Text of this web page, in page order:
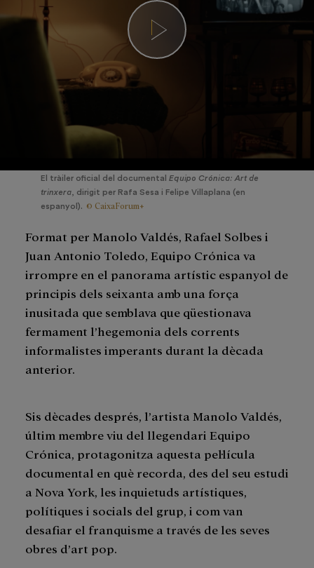
El tràiler oficial del documental Equipo Crónica: Art de
trinxera , dirigit per Rafa Sesa i Felipe Villaplana (en
espanyol). © CaixaForum+
Format per Manolo Valdés, Rafael Solbes i
Juan Antonio Toledo, Equipo Crónica va
irrompre en el panorama artístic espanyol de
principis dels seixanta amb una força
inusitada que semblava que qüestionava
fermament l’hegemonia dels corrents
informalistes imperants durant la dècada
anterior.
Sis dècades després, l’artista Manolo Valdés,
últim membre viu del llegendari Equipo
Crónica, protagonitza aquesta pel·lícula
documental en què recorda, des del seu estudi
a Nova York, les inquietuds artístiques,
polítiques i socials del grup, i com van
desafiar el franquisme a través de les seves
obres d’art pop.